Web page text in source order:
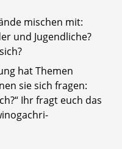
mischen mit:
und Jugendliche?
hat Themen
sie sich fragen:
Ihr fragt euch das